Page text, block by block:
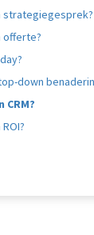
strategiegesprek?
offerte?
down
CRM?